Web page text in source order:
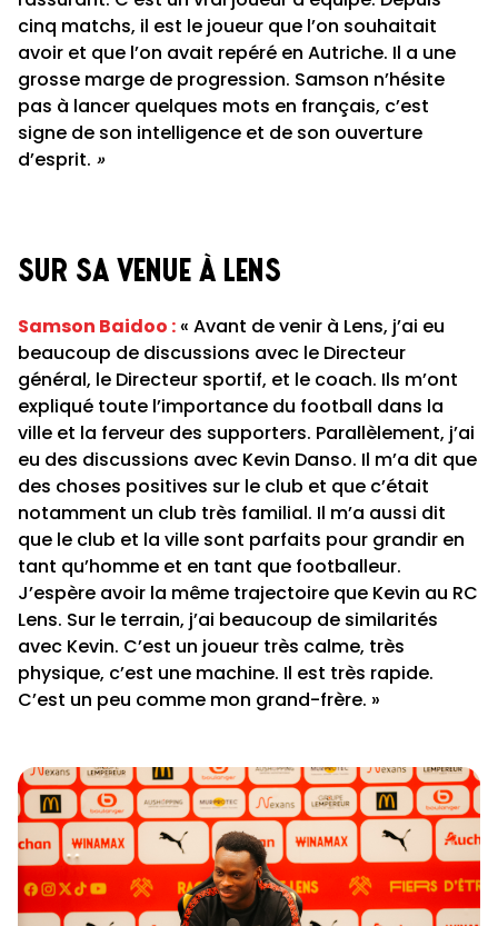
cinq matchs, il est le joueur que l’on souhaitait
avoir et que l’on avait repéré en Autriche. Il a une
grosse marge de progression. Samson n’hésite
pas à lancer quelques mots en français, c’est
signe de son intelligence et de son ouverture
d’esprit. »
Sur sa venue à Lens
Samson Baidoo : « Avant de venir à Lens, j’ai eu
beaucoup de discussions avec le Directeur
général, le Directeur sportif, et le coach. Ils m’ont
expliqué toute l’importance du football dans la
ville et la ferveur des supporters. Parallèlement, j’ai
eu des discussions avec Kevin Danso. Il m’a dit que
des choses positives sur le club et que c’était
notamment un club très familial. Il m’a aussi dit
que le club et la ville sont parfaits pour grandir en
tant qu’homme et en tant que footballeur.
J’espère avoir la même trajectoire que Kevin au RC
Lens. Sur le terrain, j’ai beaucoup de similarités
avec Kevin. C’est un joueur très calme, très
physique, c’est une machine. Il est très rapide.
C’est un peu comme mon grand-frère. »